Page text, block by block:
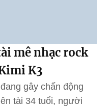
mê nhạc rock
K3
gây chấn động
tài 34 tuổi, người